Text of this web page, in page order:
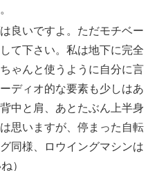
良いですよ。ただモチベー
て下さい。私は地下に完全
ゃんと使うように自分に言
ディオ的な要素も少しはあ
中と肩、あとたぶん上半身
思いますが、停まった自転
同様、ロウイングマシンは
）